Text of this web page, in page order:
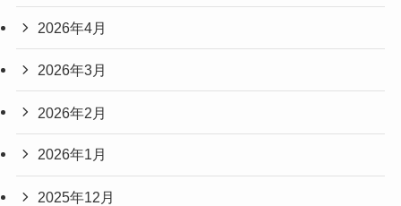
2026年4月
2026年3月
2026年2月
2026年1月
2025年12月